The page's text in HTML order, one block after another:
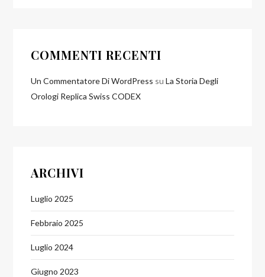
COMMENTI RECENTI
Un Commentatore Di WordPress suLa Storia Degli
Orologi Replica Swiss CODEX
ARCHIVI
Luglio 2025
Febbraio 2025
Luglio 2024
Giugno 2023